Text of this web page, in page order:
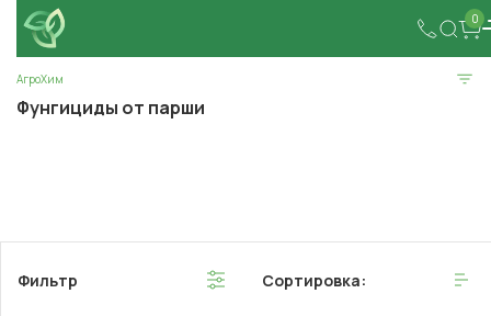
0
АгроХим
Фунгициды от парши
Фильтр Сортировка: